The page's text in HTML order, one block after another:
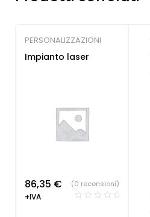
PERSONALIZZAZIONI
Impianto laser
86,35 €
+IVA
(0 recensioni)